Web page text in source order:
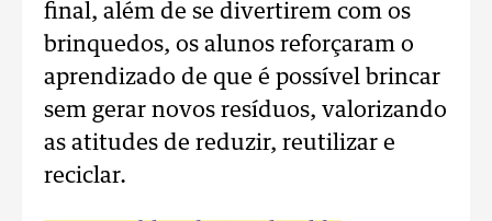
final, além de se divertirem com os
brinquedos, os alunos reforçaram o
aprendizado de que é possível brincar
sem gerar novos resíduos, valorizando
as atitudes de reduzir, reutilizar e
reciclar.